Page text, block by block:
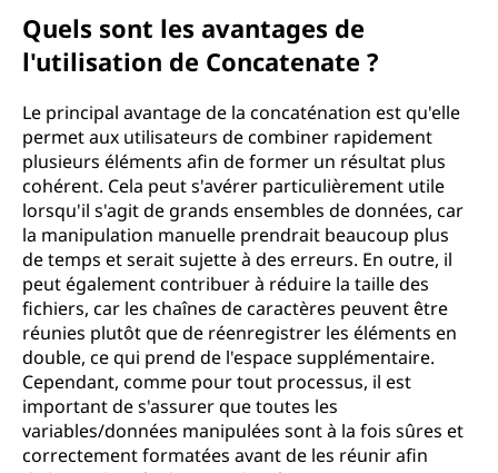
Quels sont les avantages de
l'utilisation de Concatenate ?
Le principal avantage de la concaténation est qu'elle
permet aux utilisateurs de combiner rapidement
plusieurs éléments afin de former un résultat plus
cohérent. Cela peut s'avérer particulièrement utile
lorsqu'il s'agit de grands ensembles de données, car
la manipulation manuelle prendrait beaucoup plus
de temps et serait sujette à des erreurs. En outre, il
peut également contribuer à réduire la taille des
fichiers, car les chaînes de caractères peuvent être
réunies plutôt que de réenregistrer les éléments en
double, ce qui prend de l'espace supplémentaire.
Cependant, comme pour tout processus, il est
important de s'assurer que toutes les
variables/données manipulées sont à la fois sûres et
correctement formatées avant de les réunir afin